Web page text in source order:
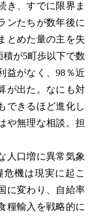
き、すでに限界ま
ンたちが数年後に
とめた量の主を失
が5町歩以下で数
益がなく、98％近
が出た。なにも対
できるほど進化し
や無理な相談。担
人口増に異常気象
機は現実に起こ
に変わり、自給率
糧輸入を戦略的に